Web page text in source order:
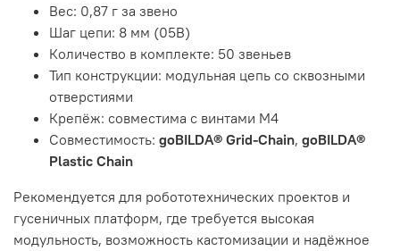
Вес: 0,87 г за звено
Шаг цепи: 8 мм (05B)
Количество в комплекте: 50 звеньев
Тип конструкции: модульная цепь со сквозными
отверстиями
Крепёж: совместима с винтами M4
Совместимость: goBILDA® Grid-Chain, goBILDA®
Plastic Chain
Рекомендуется для робототехнических проектов и
гусеничных платформ, где требуется высокая
модульность, возможность кастомизации и надёжное